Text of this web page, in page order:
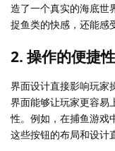
造了一个真实的海底世
捉鱼类的快感，还能感
2. 操作的便捷性
界面设计直接影响玩家
界面能够让玩家更容易
性。例如，在捕鱼游戏
这些按钮的布局和设计